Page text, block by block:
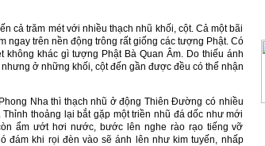
cả trăm mét với nhiều thạch nhũ khối, cột. Cả một bãi
ngay trên nền động trông rất giống các tượng Phật. Có
khác gì tượng Phật Bà Quan Âm. Do thiếu ánh
ở những khối, cột đến gần được đều có thể nhận
Nha thì thạch nhũ ở động Thiên Ðường có nhiều
Thỉnh thoảng lại bắt gặp một triền nhũ đá dốc như mới
ẩm ướt hơi nước, bước lên nghe rào rạo tiếng vỡ
đám khi rọi đèn vào sẽ ánh lên như kim tuyến, nhấp